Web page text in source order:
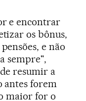
e encontrar
os bônus,
e não
sempre",
resumir a
antes forem
maior for o